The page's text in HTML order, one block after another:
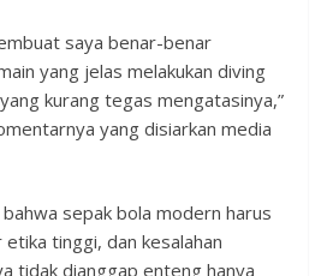
saya benar-benar
yang jelas melakukan diving
kurang tegas mengatasinya,”
yang disiarkan media
sepak bola modern harus
tinggi, dan kesalahan
tidak dianggap enteng hanya